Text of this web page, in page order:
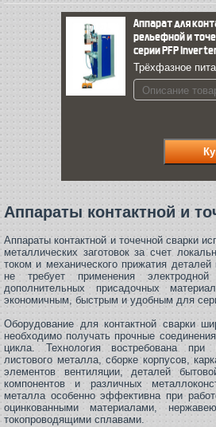
Аппарат для
рельефной и
серии PFP
Трёхфазное
Описание
Аппараты контактной и
Аппараты контактной и точечной сварки
металлических заготовок за счет
током и механического прижатия
не требует применения
дополнительных присадочных
экономичным, быстрым и удобным для
Оборудование для контактной сварки
необходимо получать прочные
цикла. Технология востребована при
листового металла, сборке корпусов,
элементов вентиляции, деталей
компонентов и различных
металла особенно эффективна при
оцинкованными материалами,
токопроводящими сплавами.